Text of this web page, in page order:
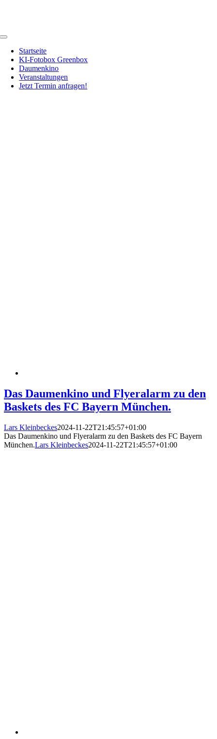
Toggle
NavigationStartseite
KI-Fotobox Greenbox
Daumenkino
Veranstaltungen
Jetzt Termin anfragen!
Das Daumenkino und Flyeralarm zu den
Baskets des FC Bayern München.
Lars Kleinbeckes2024-11-22T21:45:57+01:00
Das Daumenkino und Flyeralarm zu den Baskets des FC Bayern
München.Lars Kleinbeckes2024-11-22T21:45:57+01:00